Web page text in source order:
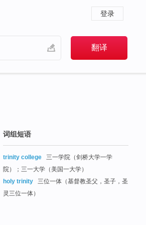
登录
词组短语
trinity college
三一学院（剑桥大学一学
院）；三一大学（美国一大学）
holy trinity
三位一体（基督教圣父，圣子，圣
灵三位一体）